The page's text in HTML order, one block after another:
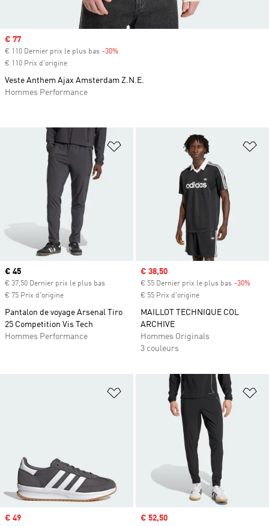
Ajouter à la Liste de produits
Prix actuel
€ 45
€ 37,50 Dernier prix le plus bas
€ 75 Prix d'origine
Pantalon de voyage Arsenal Tiro
25 Competition Vis Tech
Hommes Performance
Prix soldé
€ 38,50
€ 55 Dernier prix le plus bas -30%
€ 55 Prix d'origine
MAILLOT TECHNIQUE COL
ARCHIVE
Hommes Originals
3 couleurs
Ajouter à la Liste de produits
Prix soldé
€ 49 Prix soldé
€ 52,50
Prix soldé
€ 77
€ 110 Dernier prix le plus bas -30%
€ 110 Prix d'origine
Veste Anthem Ajax Amsterdam Z.N.E.
Hommes Performance